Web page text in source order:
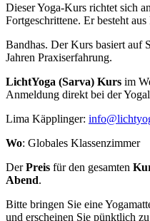
Dieser Yoga-Kurs richtet sich an
Fortgeschrittene. Er besteht aus
Bandhas. Der Kurs basiert auf
Jahren Praxiserfahrung.
LichtYoga (Sarva) Kurs im
Anmeldung direkt bei der
Lima Käpplinger:
Wo: Globales Klassenzimmer
DerPreis für den gesamten
Abend.
Bitte bringen Sie eine
und erscheinen Sie pünktlich